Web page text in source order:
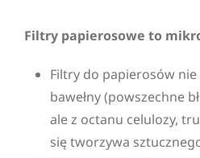
Filtry papierosowe to
Filtry do papierosów nie
bawełny (powszechne
ale z octanu celulozy,
się tworzywa